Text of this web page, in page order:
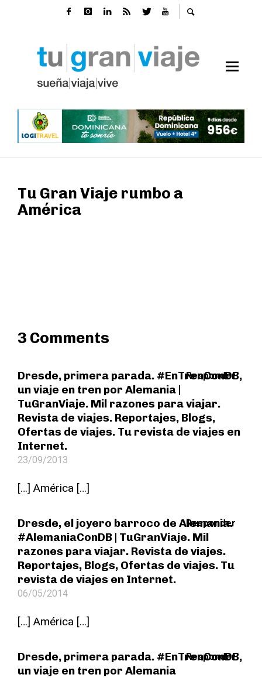
Tu Gran Viaje rumbo a
América
3 Comments
Dresde, primera parada. #EnTrenConDB,
un viaje en tren por Alemania |
TuGranViaje. Mil razones para viajar.
Revista de viajes. Reportajes, Blogs,
Ofertas de viajes. Tu revista de viajes en
Internet.
23/09/2013
Responder
[…] América […]
Dresde, el joyero barroco de Alemania.
#AlemaniaConDB | TuGranViaje. Mil
razones para viajar. Revista de viajes.
Reportajes, Blogs, Ofertas de viajes. Tu
revista de viajes en Internet.
06/05/2014
Responder
[…] América […]
Dresde, primera parada. #EnTrenConDB,
un viaje en tren por Alemania
Responder